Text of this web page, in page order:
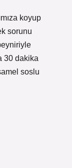
koyup
sorunu
30 dakika
soslu